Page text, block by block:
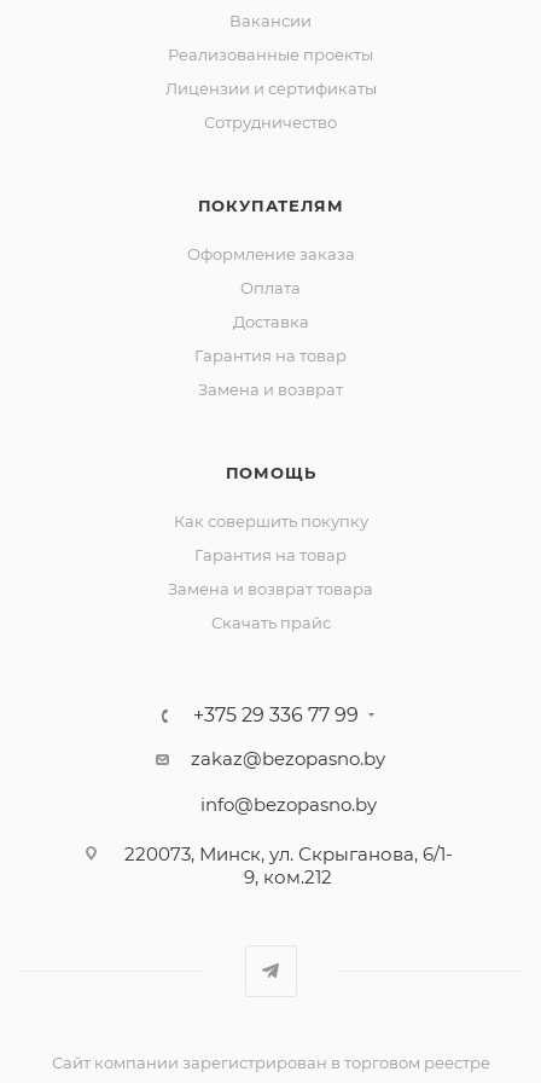
Вакансии
Реализованные проекты
Лицензии и сертификаты
Сотрудничество
ПОКУПАТЕЛЯМ
Оформление заказа
Оплата
Доставка
Гарантия на товар
Замена и возврат
ПОМОЩЬ
Как совершить покупку
Гарантия на товар
Замена и возврат товара
Скачать прайс
+375 29 336 77 99
zakaz@bezopasno.by
info@bezopasno.by
220073, Минск, ул. Скрыганова, 6/1-
9, ком.212
Сайт компании зарегистрирован в торговом реестре